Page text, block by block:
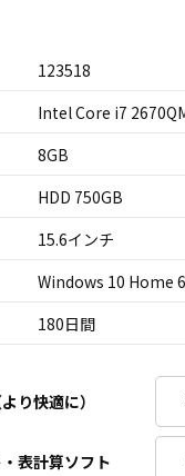
123518
Intel Core i7
8GB
HDD 750GB
15.6インチ
Windows 10 Home
180日間
り快適に）
表計算ソフト